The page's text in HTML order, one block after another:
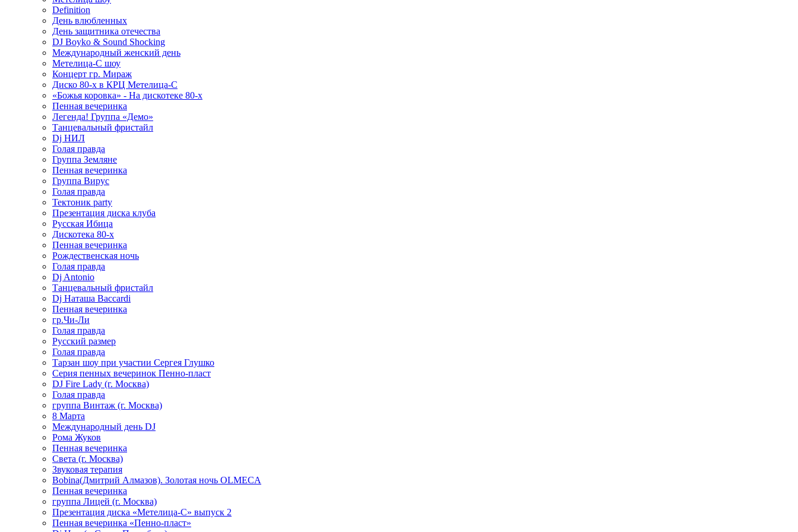
Definition
День влюбленных
День защитника отечества
DJ Boyko & Sound Shocking
Международный женский день
Метелица-С шоу
Концерт гр. Мираж
Диско 80-х в КРЦ Метелица-С
«Божья коровка» - На дискотеке 80-х
Пенная вечеринка
Легенда! Группа «Демо»
Танцевальный фристайл
Dj НИЛ
Голая правда
Группа Земляне
Пенная вечеринка
Группа Вирус
Голая правда
Тектоник party
Презентация диска клуба
Русская Ибица
Дискотека 80-х
Пенная вечеринка
Рождественская ночь
Голая правда
Dj Antonio
Танцевальный фристайл
Dj Наташа Baccardi
Пенная вечеринка
гр.Чи-Ли
Голая правда
Русский размер
Голая правда
Тарзан шоу при участии Сергея Глушко
Серия пенных вечеринок Пенно-пласт
DJ Fire Lady (г. Москва)
Голая правда
группа Винтаж (г. Москва)
8 Марта
Международный день DJ
Рома Жуков
Пенная вечеринка
Света (г. Москва)
Звуковая терапия
Bobina(Дмитрий Алмазов). Золотая ночь OLMECA
Пенная вечеринка
группа Лицей (г. Москва)
Презентация диска «Метелица-С» выпуск 2
Пенная вечеринка «Пенно-пласт»